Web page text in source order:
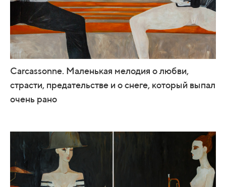
Carcassonne. Маленькая мелодия о любви,
страсти, предательстве и о снеге, который выпал
очень рано